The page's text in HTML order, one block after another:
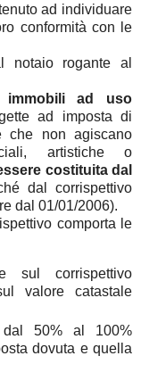
ad individuare
conformità con le
notaio rogante al
ad uso
ad imposta di
che non agiscano
artistiche o
costituita dal
dal corrispettivo
dal 01/01/2006).
comporta le
sul corrispettivo
valore catastale
dal 50% al 100%
dovuta e quella